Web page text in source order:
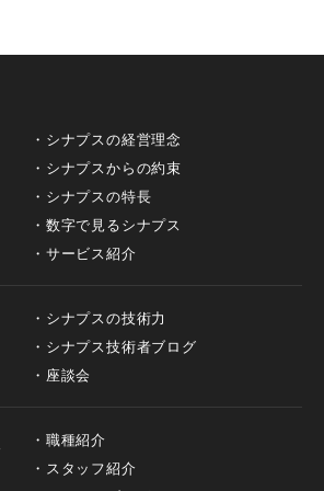
シナプスの経営理念
シナプスからの約束
シナプスの特長
数字で見るシナプス
サービス紹介
シナプスの技術力
シナプス技術者ブログ
座談会
職種紹介
スタッフ紹介